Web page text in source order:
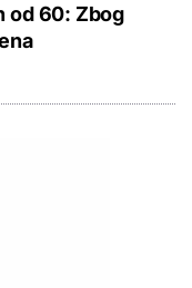
od 60: Zbog